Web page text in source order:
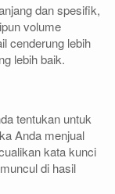
dan spesifik,
volume
cenderung lebih
lebih baik.
tentukan untuk
Anda menjual
kata kunci
di hasil